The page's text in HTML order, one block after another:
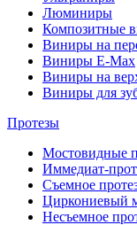
Люминиры
Композитные
Виниры на
Виниры E-Max
Виниры на
Виниры для
Протезы
Мостовидные
Иммедиат-
Съемное
Циркониевый
Несъемное